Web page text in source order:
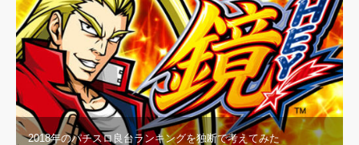
2018年のパチスロ良台ランキングを独断で考えてみた